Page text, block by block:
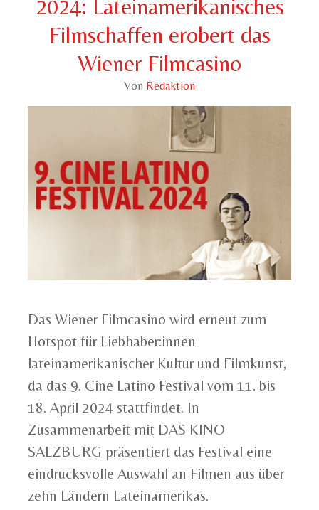
2024: Lateinamerikanisches
Filmschaffen erobert das
Wiener Filmcasino
Von Redaktion
Das Wiener Filmcasino wird erneut zum
Hotspot für Liebhaber:innen
lateinamerikanischer Kultur und Filmkunst,
da das 9. Cine Latino Festival vom 11. bis
18. April 2024 stattfindet. In
Zusammenarbeit mit DAS KINO
SALZBURG präsentiert das Festival eine
eindrucksvolle Auswahl an Filmen aus über
zehn Ländern Lateinamerikas.